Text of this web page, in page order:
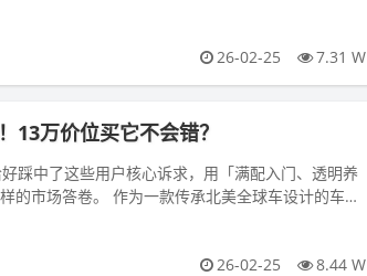
26-02-25 7.31 W
13万价位买它不会错？
踩中了这些用户核心诉求，用「满配入门、透明养
的市场答卷。 作为一款传承北美全球车设计的车
26-02-25 8.44 W